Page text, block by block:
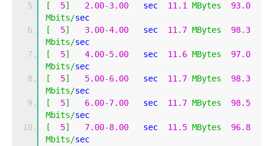
[
5] 2.00-3.00
   sec
11.1 MBytes
93.0
Mbits/sec
[
5] 3.00-4.00
   sec
11.7 MBytes
98.3
Mbits/sec
[
5] 4.00-5.00
   sec
11.6 MBytes
97.0
Mbits/sec
[
5] 5.00-6.00
   sec
11.7 MBytes
98.3
Mbits/sec
[
5] 6.00-7.00
   sec
11.7 MBytes
98.5
Mbits/sec
[
5] 7.00-8.00
   sec
11.5 MBytes
96.8
Mbits/sec